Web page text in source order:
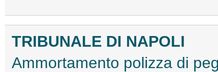
TRIBUNALE DI NAPOLI
Ammortamento polizza di